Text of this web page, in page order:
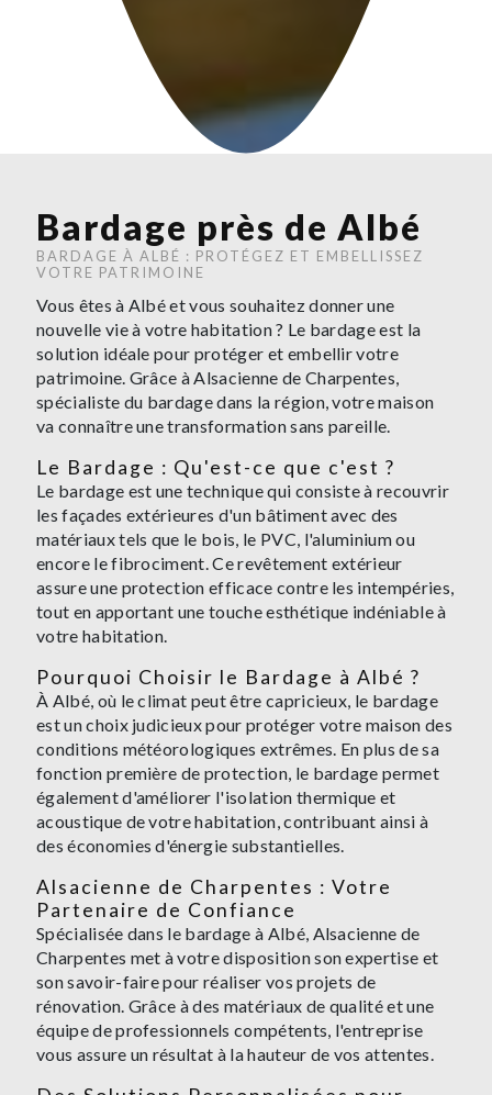
Bardage près de Albé
BARDAGE À ALBÉ : PROTÉGEZ ET EMBELLISSEZ
VOTRE PATRIMOINE
Vous êtes à Albé et vous souhaitez donner une
nouvelle vie à votre habitation ? Le bardage est la
solution idéale pour protéger et embellir votre
patrimoine. Grâce à Alsacienne de Charpentes,
spécialiste du bardage dans la région, votre maison
va connaître une transformation sans pareille.
Le Bardage : Qu'est-ce que c'est ?
Le bardage est une technique qui consiste à recouvrir
les façades extérieures d'un bâtiment avec des
matériaux tels que le bois, le PVC, l'aluminium ou
encore le fibrociment. Ce revêtement extérieur
assure une protection efficace contre les intempéries,
tout en apportant une touche esthétique indéniable à
votre habitation.
Pourquoi Choisir le Bardage à Albé ?
À Albé, où le climat peut être capricieux, le bardage
est un choix judicieux pour protéger votre maison des
conditions météorologiques extrêmes. En plus de sa
fonction première de protection, le bardage permet
également d'améliorer l'isolation thermique et
acoustique de votre habitation, contribuant ainsi à
des économies d'énergie substantielles.
Alsacienne de Charpentes : Votre
Partenaire de Confiance
Spécialisée dans le bardage à Albé, Alsacienne de
Charpentes met à votre disposition son expertise et
son savoir-faire pour réaliser vos projets de
rénovation. Grâce à des matériaux de qualité et une
équipe de professionnels compétents, l'entreprise
vous assure un résultat à la hauteur de vos attentes.